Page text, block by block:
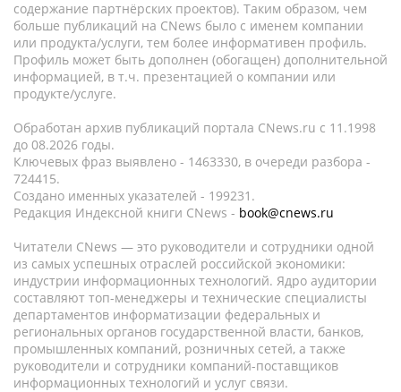
содержание партнёрских проектов). Таким образом, чем
больше публикаций на CNews было с именем компании
или продукта/услуги, тем более информативен профиль.
Профиль может быть дополнен (обогащен) дополнительной
информацией, в т.ч. презентацией о компании или
продукте/услуге.
Обработан архив публикаций портала CNews.ru c 11.1998
до 08.2026 годы.
Ключевых фраз выявлено - 1463330, в очереди разбора -
724415.
Создано именных указателей - 199231.
Редакция Индексной книги CNews - book@cnews.ru
Читатели CNews — это руководители и сотрудники одной
из самых успешных отраслей российской экономики:
индустрии информационных технологий. Ядро аудитории
составляют топ-менеджеры и технические специалисты
департаментов информатизации федеральных и
региональных органов государственной власти, банков,
промышленных компаний, розничных сетей, а также
руководители и сотрудники компаний-поставщиков
информационных технологий и услуг связи.